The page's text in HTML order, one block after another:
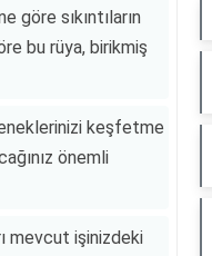
göre sıkıntıların
bu rüya, birikmiş
keşfetme
önemli
mevcut işinizdeki